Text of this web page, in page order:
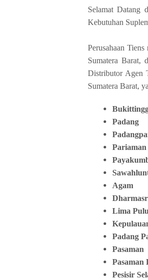
Selamat Datang
Kebutuhan
Perusahaan
Sumatera Barat,
Distributor Agen
Sumatera Barat,
Padang
Pariaman
Agam
Lima
Padang
Pasaman
Pasaman
Pesisir